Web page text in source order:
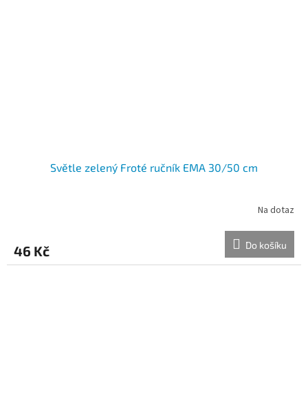
Světle zelený Froté ručník EMA 30/50 cm
Na dotaz
46 Kč Do košíku